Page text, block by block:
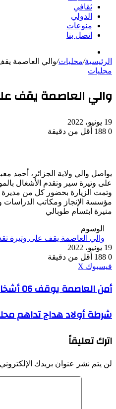
ثقافي
الدولي
منوعات
اتصل بنا
عن
الرئيسية/محليات/والي العاصمة
محليات
والي العاصمة يقف
19 يونيو، 2022
0
أقل من دقيقة
يواصل والي ولاية الجزائر، أحمد
على وتيرة سير وتقدم الأشغال
مؤسسة الإنجاز ومكاتب الدراسات
منيرة ابتسام طوبالي
الوسوم
والي العاصمة يقف على وتيرة
19 يونيو، 2022
0
أقل من دقيقة
فيسبوك ‫X
أمن
العاصمة
06
أشخاص
أكثر
كلغ
أمن العاصمة يوقف 06 أشخاص ويحجز أكثر من "01" كلغ من القنب الهندي
شرطة
أولاد
تداهم
محلا
الدراجات
شرطة أولاد هداج تداهم
اترك تعليقاً
لن يتم نشر عنوان بريدك